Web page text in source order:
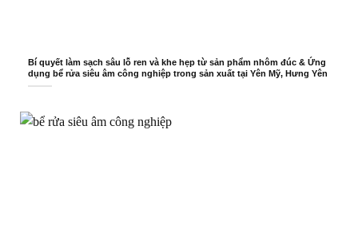
Bí quyết làm sạch sâu lỗ ren và khe hẹp từ sản phẩm nhôm đúc & Ứng
dụng bể rửa siêu âm công nghiệp trong sản xuất tại Yên Mỹ, Hưng Yên